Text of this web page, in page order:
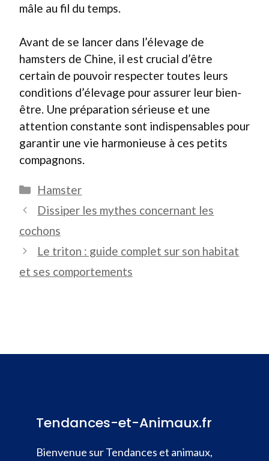
mâle au fil du temps.
Avant de se lancer dans l’élevage de
hamsters de Chine, il est crucial d’être
certain de pouvoir respecter toutes leurs
conditions d’élevage pour assurer leur bien-
être. Une préparation sérieuse et une
attention constante sont indispensables pour
garantir une vie harmonieuse à ces petits
compagnons.
Catégories
Hamster
Dissiper les mythes concernant les
cochons
Le triton : guide complet sur son habitat
et ses comportements
Tendances-et-Animaux.fr
Bienvenue sur Tendances et animaux,